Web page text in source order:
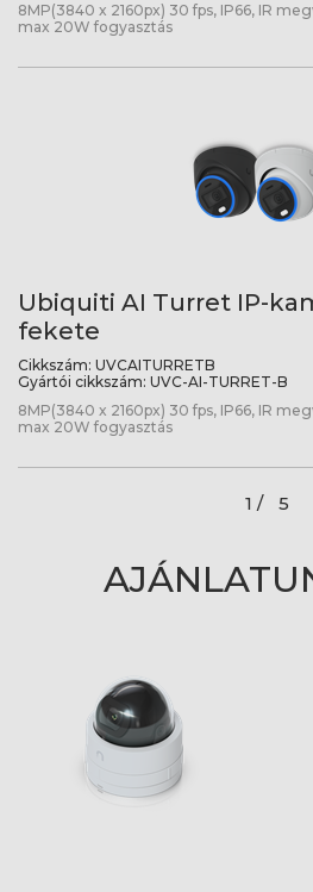
8MP(3840 x 2160px) 30 fps, IP66, IR
max 20W fogyasztás
Ubiquiti AI Turret IP-
fekete
Cikkszám: UVCAITURRETB
Gyártói cikkszám: UVC-AI-TURRET-B
8MP(3840 x 2160px) 30 fps, IP66, IR
max 20W fogyasztás
1 / 5